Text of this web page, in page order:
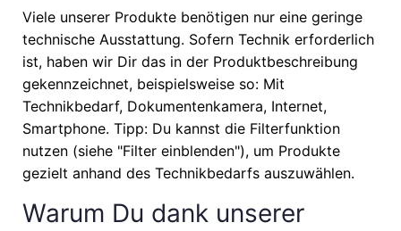
Viele unserer Produkte benötigen nur eine geringe
technische Ausstattung. Sofern Technik erforderlich
ist, haben wir Dir das in der Produktbeschreibung
gekennzeichnet, beispielsweise so: Mit
Technikbedarf, Dokumentenkamera, Internet,
Smartphone. Tipp: Du kannst die Filterfunktion
nutzen (siehe "Filter einblenden"), um Produkte
gezielt anhand des Technikbedarfs auszuwählen.
Warum Du dank unserer